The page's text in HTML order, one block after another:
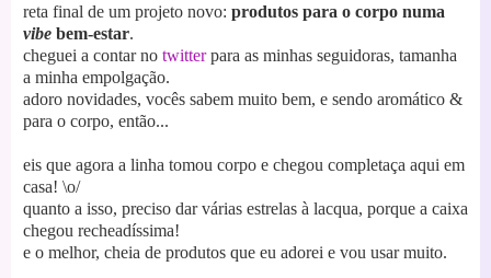
reta final de um projeto novo: produtos para o corpo numa
vibe bem-estar.
cheguei a contar no twitterpara as minhas seguidoras, tamanha
a minha empolgação.
adoro novidades, vocês sabem muito bem, e sendo aromático &
para o corpo, então...
eis que agora a linha tomou corpo e chegou completaça aqui em
casa! \o/
quanto a isso, preciso dar várias estrelas à lacqua, porque a caixa
chegou recheadíssima!
e o melhor, cheia de produtos que eu adorei e vou usar muito.